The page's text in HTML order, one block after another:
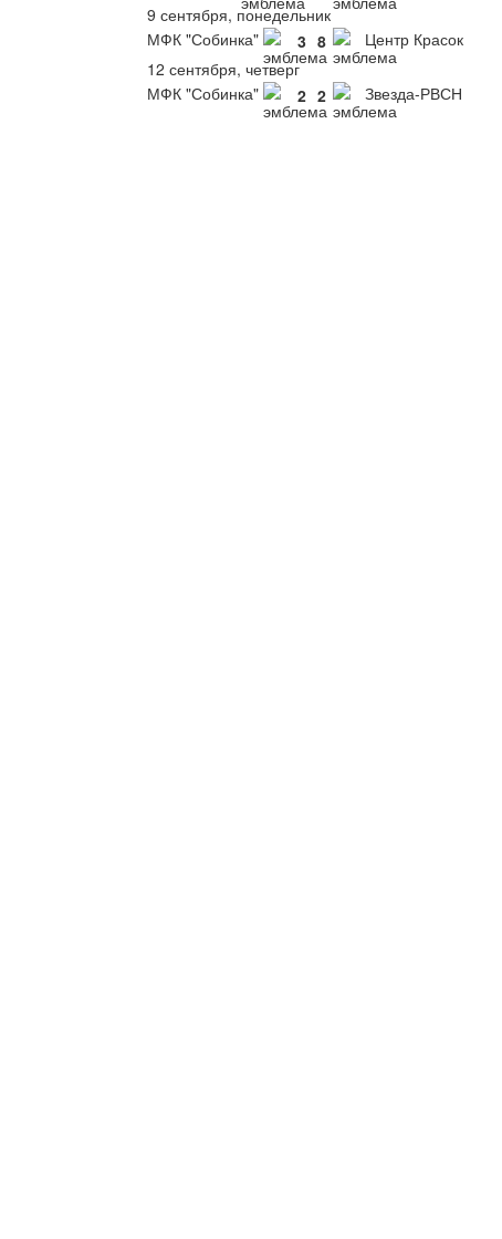
9 сентября, понедельник
МФК "Собинка"
3 8 Центр Красок
12 сентября, четверг
МФК "Собинка"
2 2 Звезда-РВСН